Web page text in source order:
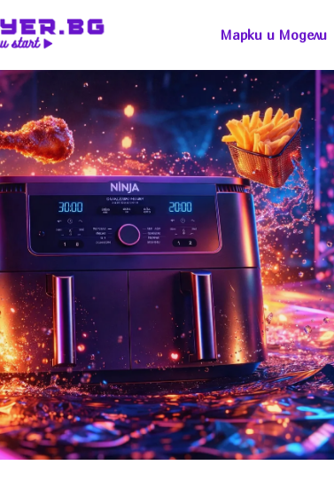
Марки и Модели